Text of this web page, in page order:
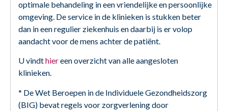
optimale behandeling in een vriendelijke en persoonlijke
omgeving. De service in de klinieken is stukken beter
dan in een regulier ziekenhuis en daarbij is er volop
aandacht voor de mens achter de patiënt.
U vindthiereen overzicht van alle aangesloten
klinieken.
* De Wet Beroepen in de Individuele Gezondheidszorg
(BIG) bevat regels voor zorgverlening door